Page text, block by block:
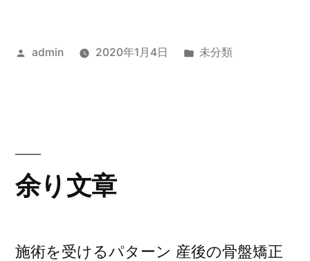
投
admin 2020年1月4日
カ
未分類
余り文章
施術を受けるパターン 産後の骨盤矯正